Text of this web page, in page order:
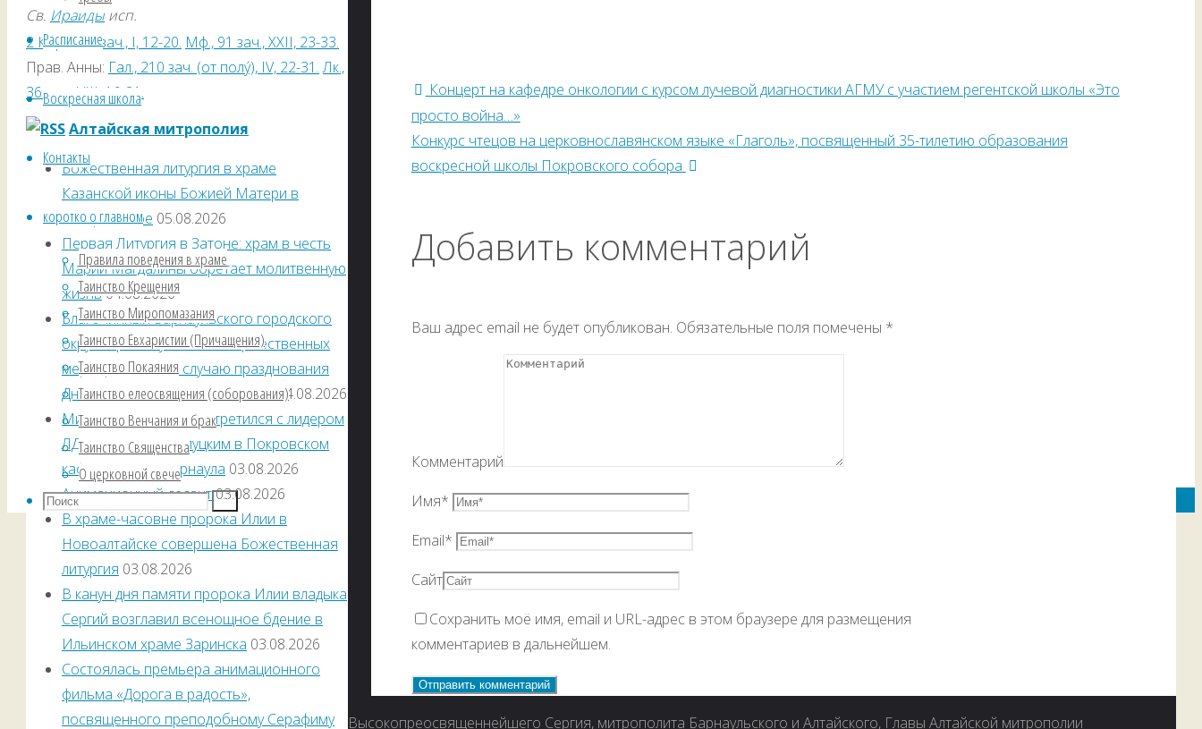
Расписание
Воскресная школа
Контакты
коротко о главном
Правила поведения в храме
Таинство Крещения
Таинство Миропомазания
Таинство Евхаристии (Причащения)
Таинство Покаяния
Таинство елеосвящения (соборования)
Таинство Венчания и брак
Таинство Священства
О церковной свече
Концерт на кафедре онкологии с курсом лучевой диагностики АГМУ с участием регентской школы «Это
просто война…»
Конкурс чтецов на церковнославянском языке «Глаголь», посвященный 35-тилетию образования
воскресной школы Покровского собора
Добавить комментарий
Ваш адрес email не будет опубликован. Обязательные поля помечены *
Комментарий
Имя*
Email*
Сайт
Сохранить моё имя, email и URL-адрес в этом браузере для размещения
комментариев в дальнейшем.
Св. Ираидыисп.
2 Кор., 169 зач., I, 12-20. Мф., 91 зач., XXII, 23-33.
Прав. Анны: Гал., 210 зач. (от полу́), IV, 22-31. Лк.,
36 зач., VIII, 16-21.
Алтайская митрополия
Божественная литургия в храме
Казанской иконы Божией Матери в
с. Чарышское 05.08.2026
Первая Литургия в Затоне: храм в честь
Марии Магдалины обретает молитвенную
жизнь04.08.2026
Благочинный Барнаульского городского
округа принял участие в торжественных
мероприятиях по случаю празднования
Дня Воздушно-десантных войск 04.08.2026
Митрополит Сергий встретился с лидером
ЛДПР Леонидом Слуцким в Покровском
кафедральном Барнаула 03.08.2026
Анимационный десант03.08.2026
В храме-часовне пророка Илии в
Новоалтайске совершена Божественная
литургия 03.08.2026
В канун дня памяти пророка Илии владыка
Сергий возглавил всенощное бдение в
Ильинском храме Заринска 03.08.2026
Состоялась премьера анимационного
фильма «Дорога в радость»,
посвященного преподобному Серафиму
Высокопреосвященнейшего Сергия, митрополита Барнаульского и Алтайского, Главы Алтайской митрополии